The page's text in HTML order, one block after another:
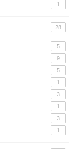
1
28
5
9
5
1
3
1
3
1